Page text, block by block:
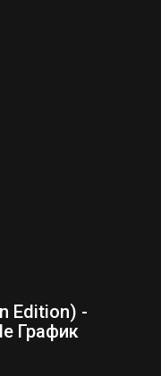
Edition) -
График